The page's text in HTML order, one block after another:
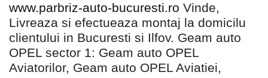
www.parbriz-auto-bucuresti.ro Vinde,
Livreaza si efectueaza montaj la domicilu
clientului in Bucuresti si Ilfov. Geam auto
OPEL sector 1: Geam auto OPEL
Aviatorilor, Geam auto OPEL Aviatiei,